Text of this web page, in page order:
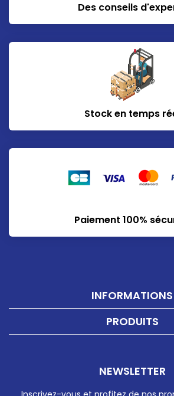
Des conseils
Stock en temps
Paiement 100%
INFORMATIONS
PRODUITS
NEWSLETTER